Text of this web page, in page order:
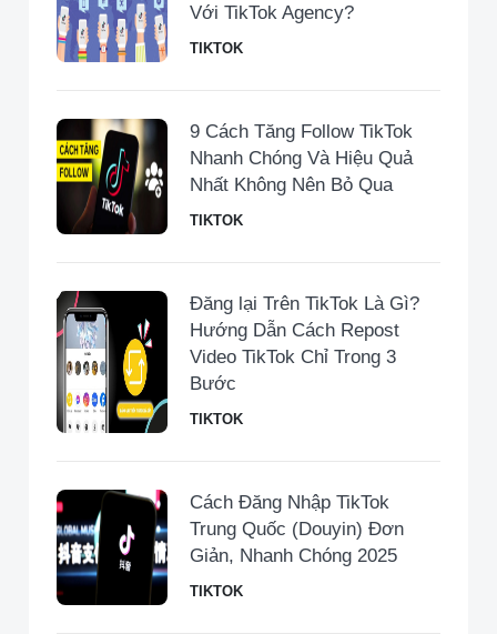
Với TikTok Agency?
TIKTOK
9 Cách Tăng Follow TikTok
Nhanh Chóng Và Hiệu Quả
Nhất Không Nên Bỏ Qua
TIKTOK
Đăng lại Trên TikTok Là Gì?
Hướng Dẫn Cách Repost
Video TikTok Chỉ Trong 3
Bước
TIKTOK
Cách Đăng Nhập TikTok
Trung Quốc (Douyin) Đơn
Giản, Nhanh Chóng 2025
TIKTOK